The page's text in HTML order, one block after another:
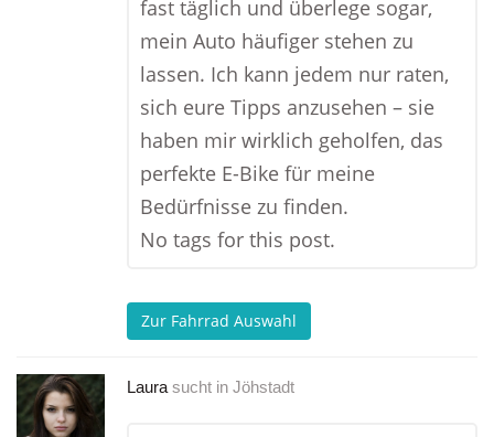
fast täglich und überlege sogar,
mein Auto häufiger stehen zu
lassen. Ich kann jedem nur raten,
sich eure Tipps anzusehen – sie
haben mir wirklich geholfen, das
perfekte E-Bike für meine
Bedürfnisse zu finden.
No tags for this post.
Zur Fahrrad Auswahl
Laura sucht in Jöhstadt